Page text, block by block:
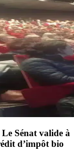
Sénat valide à
d’impôt bio